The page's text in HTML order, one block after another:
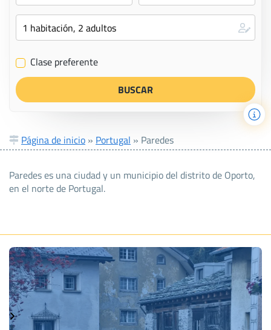
✔ Clase preferente
Página de inicio » Portugal » Paredes
Paredes es una ciudad y un municipio del distrito de Oporto,
en el norte de Portugal.